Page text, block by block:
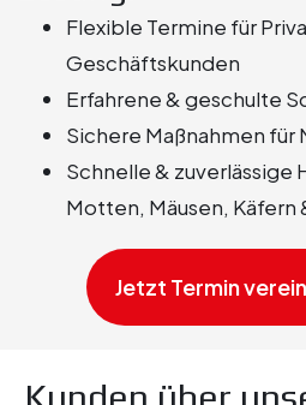
Flexible Termine für
Geschäftskunden
Erfahrene & geschulte
Sichere Maßnahmen für
Schnelle & zuverlässige
Motten, Mäusen, Käfern
Jetzt Termin